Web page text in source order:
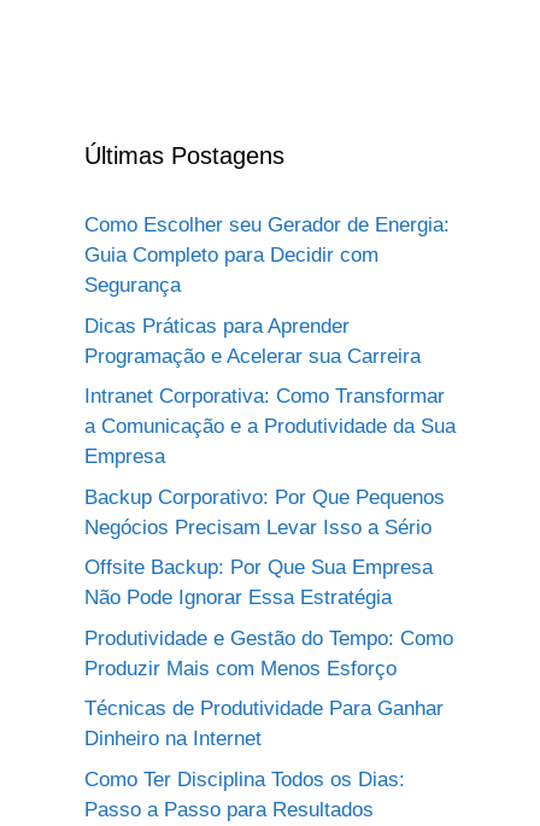
Últimas Postagens
Como Escolher seu Gerador de Energia:
Guia Completo para Decidir com
Segurança
Dicas Práticas para Aprender
Programação e Acelerar sua Carreira
Intranet Corporativa: Como Transformar
a Comunicação e a Produtividade da Sua
Empresa
Backup Corporativo: Por Que Pequenos
Negócios Precisam Levar Isso a Sério
Offsite Backup: Por Que Sua Empresa
Não Pode Ignorar Essa Estratégia
Produtividade e Gestão do Tempo: Como
Produzir Mais com Menos Esforço
Técnicas de Produtividade Para Ganhar
Dinheiro na Internet
Como Ter Disciplina Todos os Dias:
Passo a Passo para Resultados